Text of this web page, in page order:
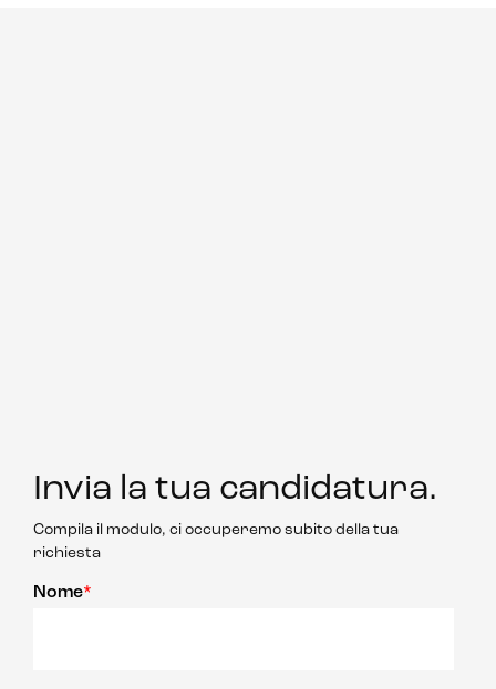
Invia la tua candidatura.
Compila il modulo, ci occuperemo subito della tua
richiesta